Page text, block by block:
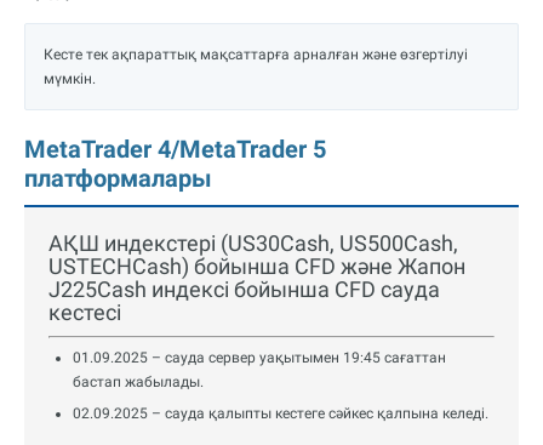
Кесте тек ақпараттық мақсаттарға арналған және өзгертілуі
мүмкін.
MetaTrader 4/MetaTrader 5
платформалары
АҚШ индекстері (US30Cash, US500Cash,
USTECHCash) бойынша CFD және Жапон
J225Cash индексі бойынша CFD сауда
кестесі
01.09.2025 – сауда сервер уақытымен 19:45 сағаттан
бастап жабылады.
02.09.2025 – сауда қалыпты кестеге сәйкес қалпына келеді.